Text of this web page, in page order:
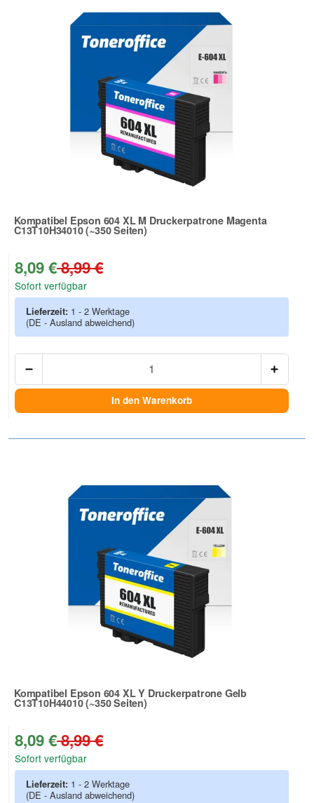
Kompatibel Epson 604 XL M Druckerpatrone Magenta
C13T10H34010 (~350 Seiten)
Zur Artikelbewertung
8,09 €8,99 €
Sofort verfügbar
Lieferzeit: 1 - 2 Werktage
(DE - Ausland abweichend)
In den Warenkorb
Kompatibel Epson 604 XL Y Druckerpatrone Gelb
C13T10H44010 (~350 Seiten)
Zur Artikelbewertung
8,09 €8,99 €
Sofort verfügbar
Lieferzeit: 1 - 2 Werktage
(DE - Ausland abweichend)